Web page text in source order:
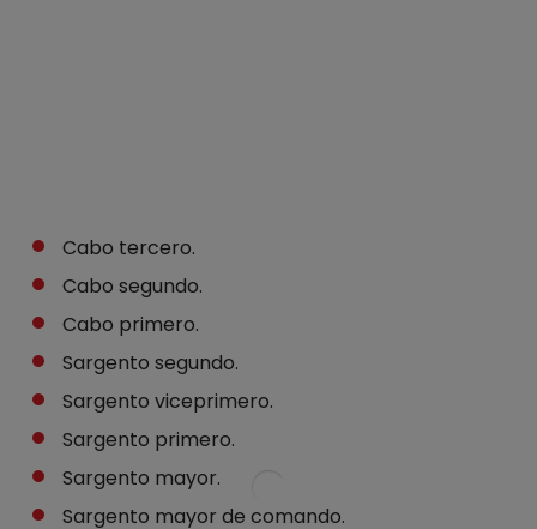
Cabo tercero.
Cabo segundo.
Cabo primero.
Sargento segundo.
Sargento viceprimero.
Sargento primero.
Sargento mayor.
Sargento mayor de comando.